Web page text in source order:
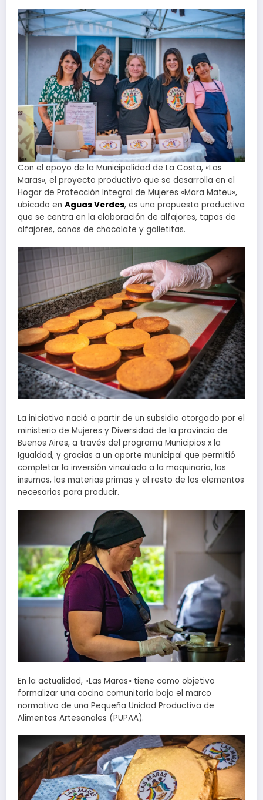
Con el apoyo de la Municipalidad de La Costa, «Las
Maras», el proyecto productivo que se desarrolla en el
Hogar de Protección Integral de Mujeres «Mara Mateu»,
ubicado en Aguas Verdes, es una propuesta productiva
que se centra en la elaboración de alfajores, tapas de
alfajores, conos de chocolate y galletitas.
La iniciativa nació a partir de un subsidio otorgado por el
ministerio de Mujeres y Diversidad de la provincia de
Buenos Aires, a través del programa Municipios x la
Igualdad, y gracias a un aporte municipal que permitió
completar la inversión vinculada a la maquinaria, los
insumos, las materias primas y el resto de los elementos
necesarios para producir.
En la actualidad, «Las Maras» tiene como objetivo
formalizar una cocina comunitaria bajo el marco
normativo de una Pequeña Unidad Productiva de
Alimentos Artesanales (PUPAA).